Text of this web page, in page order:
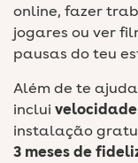
online, fazer
jogares ou ver
pausas do teu
Além de te
inclui
instalação
3 meses de